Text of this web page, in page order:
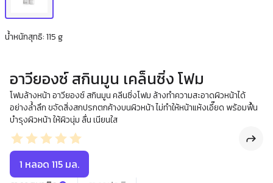
น้ำหนักสุทธิ: 115 g
อาวียองซ์ สกินมูน เคล็นซิ่ง โฟม
โฟมล้างหน้า อาวียองซ์ สกินมูน คลีนซิ่งโฟม ล้างทำความสะอาดผิวหน้าได้
อย่างล้ำลึก ขจัดสิ่งสกปรกตกค้างบนผิวหน้า ไม่ทำให้หน้าแห้งเอี๊ยด พร้อมฟื้น
บำรุงผิวหน้า ให้ผิวนุ่ม ลื่น เนียนใส
1 หลอด 115 มล.